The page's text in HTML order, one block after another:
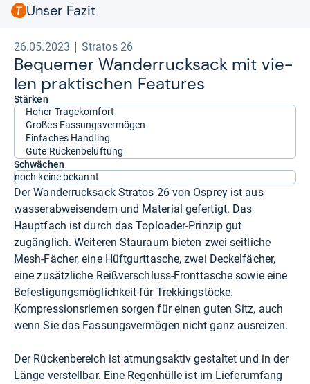
Unser Fazit
26.05.2023 Stratos 26
Beque­mer Wan­der­ruck­sack mit vie­
len prak­ti­schen Fea­tu­res
Stärken
Hoher Tragekomfort
Großes Fassungsvermögen
Einfaches Handling
Gute Rückenbelüftung
Schwächen
noch keine bekannt
Der Wanderrucksack Stratos 26 von Osprey ist aus
wasserabweisendem und Material gefertigt. Das
Hauptfach ist durch das Toploader-Prinzip gut
zugänglich. Weiteren Stauraum bieten zwei seitliche
Mesh-Fächer, eine Hüftgurttasche, zwei Deckelfächer,
eine zusätzliche Reißverschluss-Fronttasche sowie eine
Befestigungsmöglichkeit für Trekkingstöcke.
Kompressionsriemen sorgen für einen guten Sitz, auch
wenn Sie das Fassungsvermögen nicht ganz ausreizen.
Der Rückenbereich ist atmungsaktiv gestaltet und in der
Länge verstellbar. Eine Regenhülle ist im Lieferumfang